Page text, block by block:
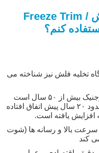
چرا باید از ماشین های برش Freeze Trim /
تخلیه فلش نیز شناخته می
اگر چه این تکنولوژی خنک کننده کریوجنیک بیش از ۵۰ سال است
که وجود دارد، اما معرفی عملی آن حدود ۲۰ سال پیش اتفاق افتاده
سرعت بالا و رسانه ها (شوت
کند